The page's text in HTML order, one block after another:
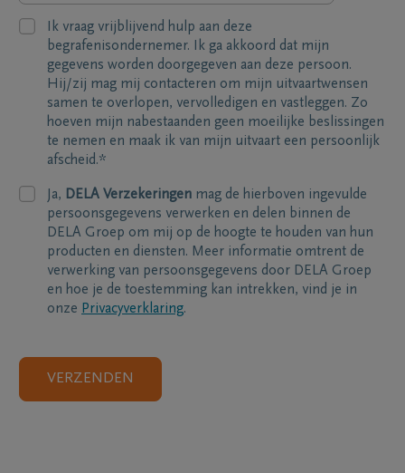
Ik vraag vrijblijvend hulp aan deze
begrafenisondernemer. Ik ga akkoord dat mijn
gegevens worden doorgegeven aan deze persoon.
Hij/zij mag mij contacteren om mijn uitvaartwensen
samen te overlopen, vervolledigen en vastleggen. Zo
hoeven mijn nabestaanden geen moeilijke beslissingen
te nemen en maak ik van mijn uitvaart een persoonlijk
afscheid.*
Ja, DELA Verzekeringen mag de hierboven ingevulde
persoonsgegevens verwerken en delen binnen de
DELA Groep om mij op de hoogte te houden van hun
producten en diensten. Meer informatie omtrent de
verwerking van persoonsgegevens door DELA Groep
en hoe je de toestemming kan intrekken, vind je in
onze Privacyverklaring.